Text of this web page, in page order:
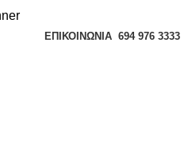
ΕΠΙΚΟΙΝΩΝΊΑ 694 976 3333